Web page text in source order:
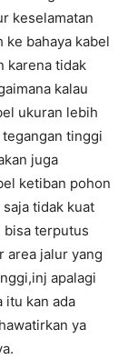
keselamatan
ke bahaya kabel
karena tidak
kalau
ukuran lebih
tinggi
juga
ketiban pohon
tidak kuat
bisa terputus
area jalur yang
apalagi
itu kan ada
ya